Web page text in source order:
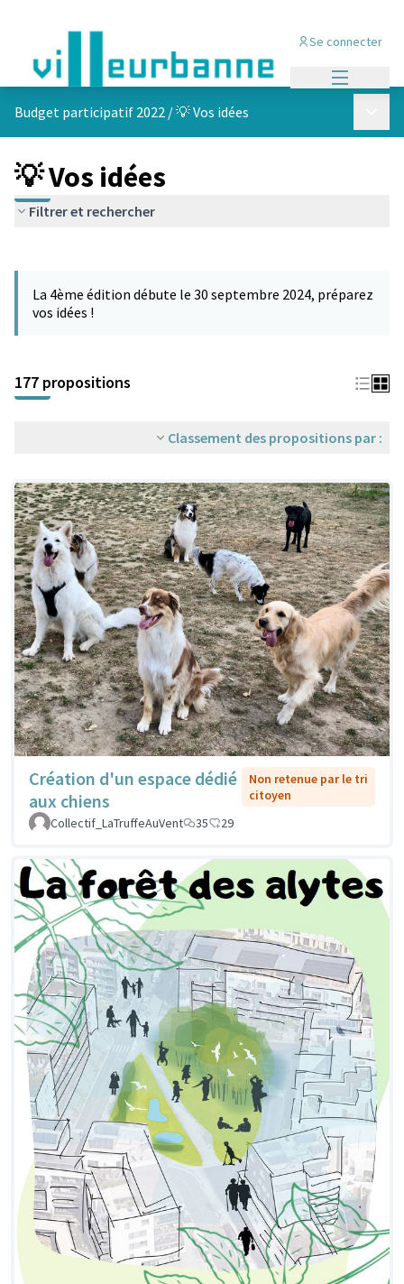
Se connecter
Budget participatif 2022 /💡 Vos idées
💡 Vos idées
Filtrer et rechercher
−
La 4ème édition débute le 30 septembre 2024, préparez
vos idées !
177 propositions
Classement des propositions par :
Création d'un espace dédié
aux chiens
Non retenue par le tri
citoyen
Collectif_LaTruffeAuVent
35 29